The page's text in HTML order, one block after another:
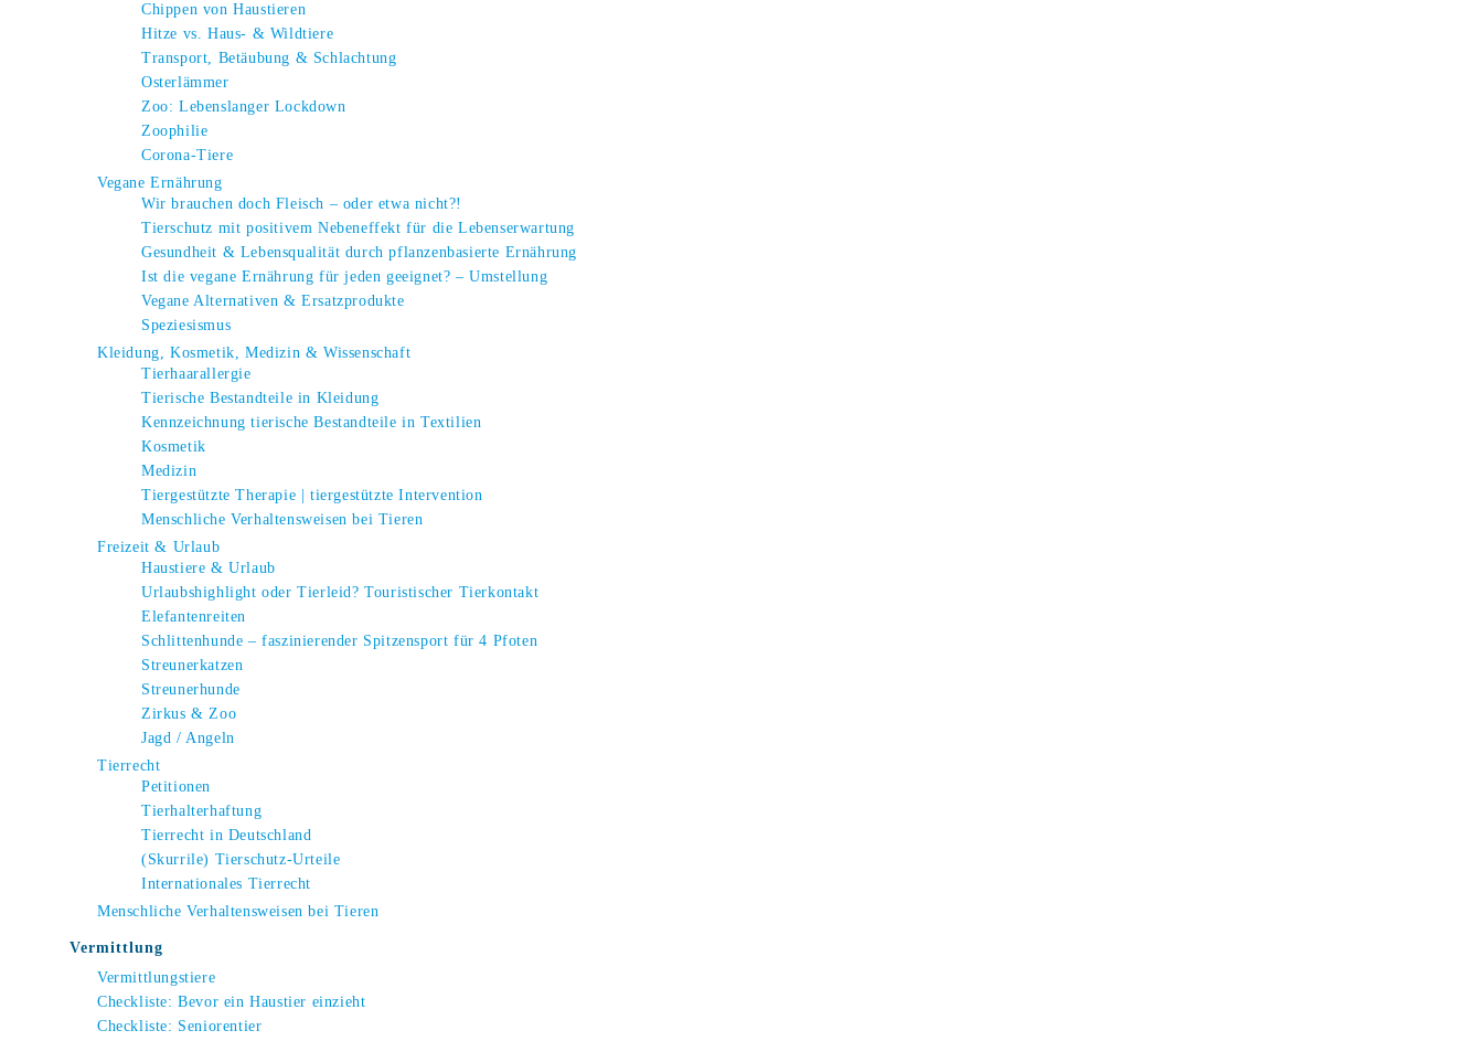
Chippen von Haustieren
Hitze vs. Haus- & Wildtiere
Transport, Betäubung & Schlachtung
Osterlämmer
Zoo: Lebenslanger Lockdown
Zoophilie
Corona-Tiere
Vegane Ernährung
Wir brauchen doch Fleisch – oder etwa nicht?!
Tierschutz mit positivem Nebeneffekt für die Lebenserwartung
Gesundheit & Lebensqualität durch pflanzenbasierte Ernährung
Ist die vegane Ernährung für jeden geeignet? – Umstellung
Vegane Alternativen & Ersatzprodukte
Speziesismus
Kleidung, Kosmetik, Medizin & Wissenschaft
Tierhaarallergie
Tierische Bestandteile in Kleidung
Kennzeichnung tierische Bestandteile in Textilien
Kosmetik
Medizin
Tiergestützte Therapie | tiergestützte Intervention
Menschliche Verhaltensweisen bei Tieren
Freizeit & Urlaub
Haustiere & Urlaub
Urlaubshighlight oder Tierleid? Touristischer Tierkontakt
Elefantenreiten
Schlittenhunde – faszinierender Spitzensport für 4 Pfoten
Streunerkatzen
Streunerhunde
Zirkus & Zoo
Jagd / Angeln
Tierrecht
Petitionen
Tierhalterhaftung
Tierrecht in Deutschland
(Skurrile) Tierschutz-Urteile
Internationales Tierrecht
Menschliche Verhaltensweisen bei Tieren
Vermittlung
Vermittlungstiere
Checkliste: Bevor ein Haustier einzieht
Checkliste: Seniorentier